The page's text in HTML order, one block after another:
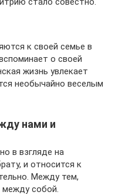
к своей семье в
о своей
жизнь увлекает
необычайно веселым
нами и
в взгляде на
и относится к
Между тем,
собой.